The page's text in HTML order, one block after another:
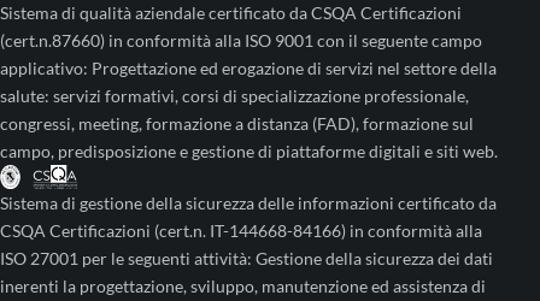
Sistema di qualità aziendale certificato da CSQA Certificazioni
(cert.n.87660) in conformità alla ISO 9001 con il seguente campo
applicativo: Progettazione ed erogazione di servizi nel settore della
salute: servizi formativi, corsi di specializzazione professionale,
congressi, meeting, formazione a distanza (FAD), formazione sul
campo, predisposizione e gestione di piattaforme digitali e siti web.
Sistema di gestione della sicurezza delle informazioni certificato da
CSQA Certificazioni (cert.n. IT-144668-84166) in conformità alla
ISO 27001 per le seguenti attività: Gestione della sicurezza dei dati
inerenti la progettazione, sviluppo, manutenzione ed assistenza di